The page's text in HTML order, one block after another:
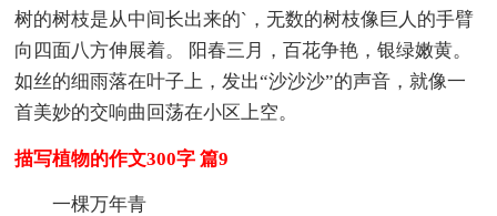
树的树枝是从中间长出来的`，无数的树枝像巨人的手臂
向四面八方伸展着。 阳春三月，百花争艳，银绿嫩黄。
如丝的细雨落在叶子上，发出“沙沙沙”的声音，就像一
首美妙的交响曲回荡在小区上空。
描写植物的作文300字 篇9
一棵万年青